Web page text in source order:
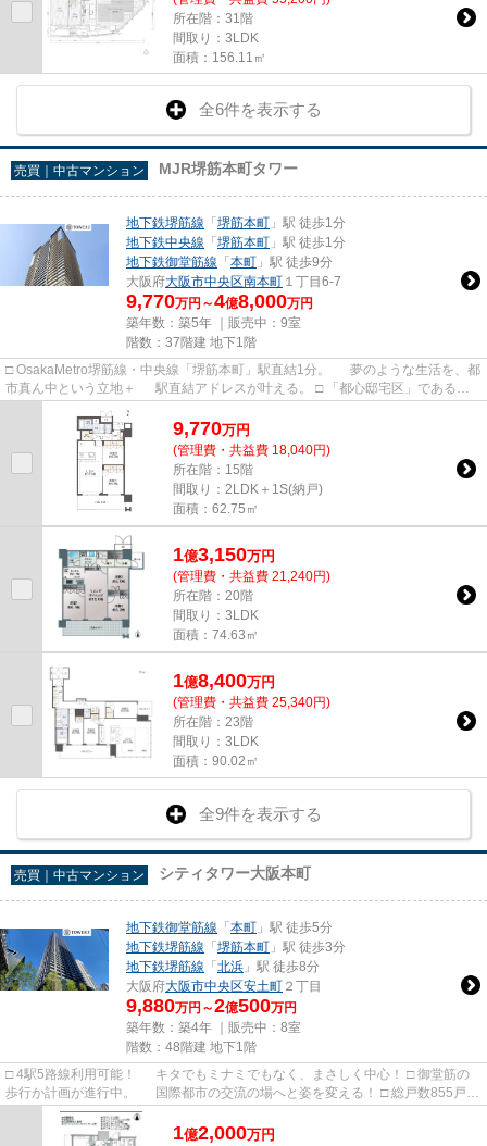
所在階：31階
間取り：3LDK
面積：156.11㎡
全6件を表示する
売買｜中古マンション MJR堺筋本町タワー
地下鉄堺筋線 「 堺筋本町 」駅 徒歩1分
地下鉄中央線 「 堺筋本町 」駅 徒歩1分
地下鉄御堂筋線 「 本町 」駅 徒歩9分
大阪府大阪市中央区南本町 １丁目6-7
9,770万円～4億8,000万円
築年数：築5年 ｜販売中： 9室
階数：37階建 地下1階
□ OsakaMetro堺筋線・中央線「堺筋本町」駅直結1分。 夢のような生活を、都
市真ん中という立地＋ 駅直結アドレスが叶える。 □ 「都心邸宅区」である船
場。 オフィスや商業施...
9,770万円
(管理費・共益費 18,040円)
所在階：15階
間取り：2LDK＋1S(納戸)
面積：62.75㎡
1億3,150万円
(管理費・共益費 21,240円)
所在階：20階
間取り：3LDK
面積：74.63㎡
1億8,400万円
(管理費・共益費 25,340円)
所在階：23階
間取り：3LDK
面積：90.02㎡
全9件を表示する
売買｜中古マンション シティタワー大阪本町
地下鉄御堂筋線 「 本町 」駅 徒歩5分
地下鉄堺筋線 「 堺筋本町 」駅 徒歩3分
地下鉄堺筋線 「 北浜 」駅 徒歩8分
大阪府大阪市中央区安土町 ２丁目
9,880万円～2億500万円
築年数：築4年 ｜販売中： 8室
階数：48階建 地下1階
□ 4駅5路線利用可能！ キタでもミナミでもなく、まさしく中心！ □ 御堂筋の
歩行か計画が進行中。 国際都市の交流の場へと姿を変える！ □ 総戸数855戸！
大阪最大のタワー！ ...
1億2,000万円